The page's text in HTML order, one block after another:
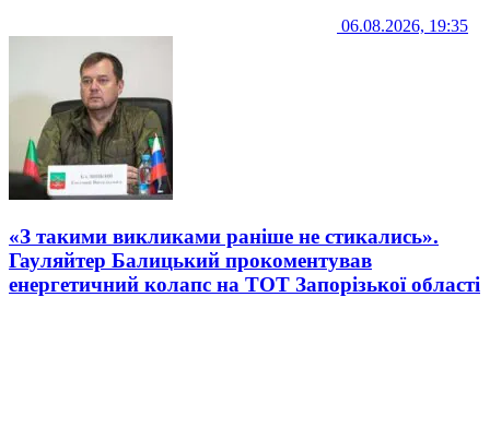
06.08.2026, 19:35
«З такими викликами раніше не стикались».
Гауляйтер Балицький прокоментував
енергетичний колапс на ТОТ Запорізької області